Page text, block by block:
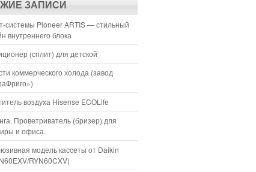
ЗАПИСИ
системы Pioneer ARTIS — стильный
внутреннего блока
(сплит) для детской
коммерческого холода (завод
воздуха Hisense ECOLife
Проветриватель (бризер) для
и офиса.
модель кассеты от Daikin
RYN60CXV)